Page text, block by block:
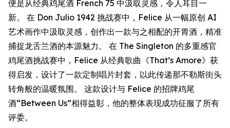
便是从经典鸡尾酒 French 75 中汲取灵感，令人耳目一
新。 在 Don Julio 1942 挑战赛中，Felice 从一幅原创 AI
艺术画作中汲取灵感，创作出一款与之相配的开胃酒，精准
捕捉龙舌兰酒的本源魅力。 在 The Singleton 的多重感官
鸡尾酒挑战赛中，Felice 从经典歌曲《That’s Amore》获
得启发，设计了一款定制唱片封套，以此传递那不勒斯街头
转角般的温暖氛围。 这款设计与 Felice 的招牌鸡尾
酒“Between Us”相得益彰，他的整体表现成功征服了所有
评委。